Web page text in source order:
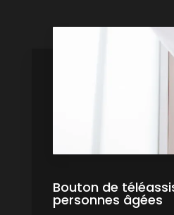
Bouton de
personnes âgées